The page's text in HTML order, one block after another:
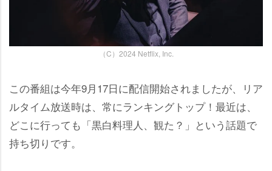
（C）2024 Netflix, Inc.
この番組は今年9月17日に配信開始されましたが、リア
ルタイム放送時は、常にランキングトップ！最近は、
どこに行っても「黒白料理人、観た？」という話題で
持ち切りです。